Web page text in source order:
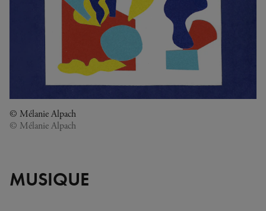
© Mélanie Alpach
© Mélanie Alpach
MUSIQUE